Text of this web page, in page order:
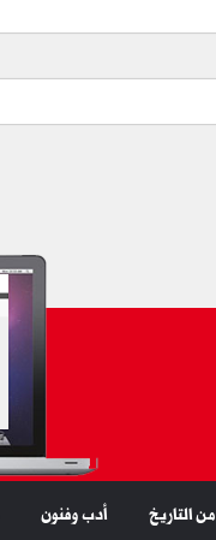
من التاريخ أدب وفنون